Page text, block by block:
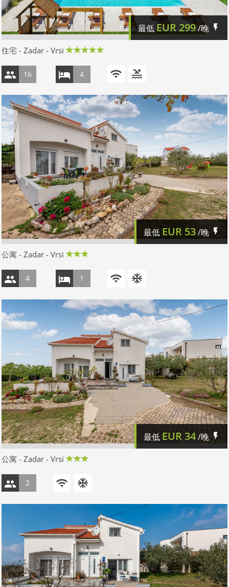
最低 EUR 299/晚
住宅 - Zadar - Vrsi
16 4
最低 EUR 53/晚
公寓 - Zadar - Vrsi
4 1
最低 EUR34/晚
公寓 - Zadar - Vrsi
2